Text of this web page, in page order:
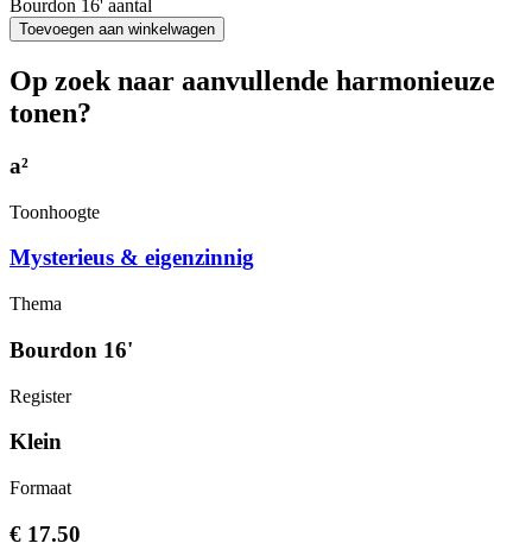
Bourdon 16' aantal
Toevoegen aan winkelwagen
Op zoek naar aanvullende harmonieuze
tonen?
a²
Toonhoogte
Mysterieus & eigenzinnig
Thema
Bourdon 16'
Register
Klein
Formaat
€ 17.50